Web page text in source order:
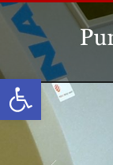
Open toolbar